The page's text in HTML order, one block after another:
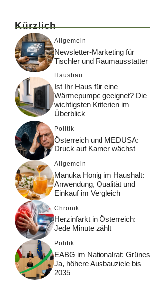
Kürzlich
Allgemein
Newsletter-Marketing für
Tischler und Raumausstatter
Hausbau
Ist Ihr Haus für eine
Wärmepumpe geeignet? Die
wichtigsten Kriterien im
Überblick
Politik
Österreich und MEDUSA:
Druck auf Karner wächst
Allgemein
Mānuka Honig im Haushalt:
Anwendung, Qualität und
Einkauf im Vergleich
Chronik
Herzinfarkt in Österreich:
Jede Minute zählt
Politik
EABG im Nationalrat: Grünes
Ja, höhere Ausbauziele bis
2035